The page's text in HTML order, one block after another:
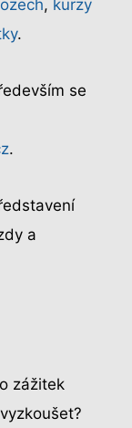
, kurzy
.
se
.
a
zážitek